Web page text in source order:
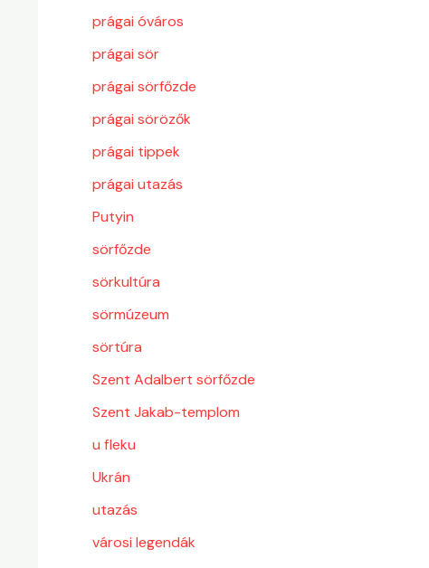
prágai óváros
prágai sör
prágai sörfőzde
prágai sörözők
prágai tippek
prágai utazás
Putyin
sörfőzde
sörkultúra
sörmúzeum
sörtúra
Szent Adalbert sörfőzde
Szent Jakab-templom
u fleku
Ukrán
utazás
városi legendák